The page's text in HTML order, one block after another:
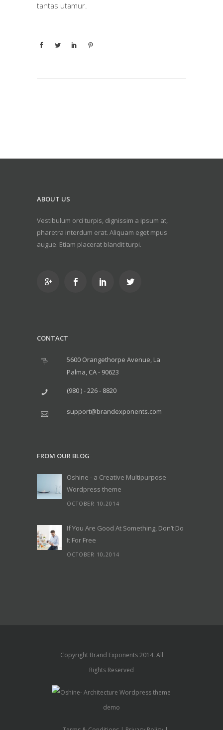
tantas utamur.
ABOUT US
Vestibulum orci turpis, dignissim a ipsum at,
pharetra interdum erat. Aliquam eget mpus
augue. Etiam placerat blandit turpi.
CONTACT
5600 Orangethorpe Avenue, La
Palma, CA - 90623
(980 ) - 226 - 8820
support@brandexponents.com
FROM OUR BLOG
Oshine - a Creative Multipurpose
Wordpress theme
OCTOBER 10,2014
If You Are Good At Something, Don’t Do
It For Free
OCTOBER 10,2014
Copyright Brand Exponents 2014. All
Rights Reserved